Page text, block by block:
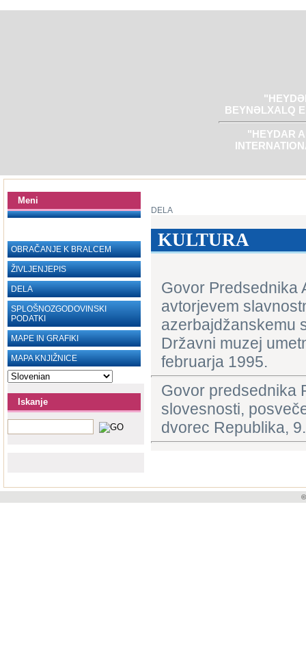
BEYNƏLXALQ
"HEYDAR
Meni
OBRAČANJE K BRALCEM
ŽIVLJENJEPIS
DELA
SPLOŠNOZGODOVINSKI
PODATKI
MAPE IN GRAFIKI
MAPA KNJIŽNICE
Iskanje
DELA
KULTURA
Govor Predsednika
avtorjevem
azerbajdžanskemu
Državni muzej
februarja 1995.
Govor predsednika
slovesnosti,
dvorec Republika,